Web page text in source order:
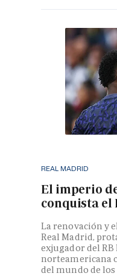
REAL MADRID
El imperio
conquista el
La renovación y
Real Madrid,
exjugador del
norteamericana
del mundo de los